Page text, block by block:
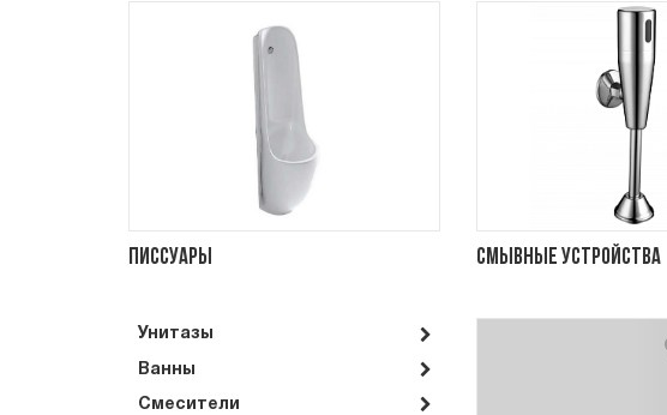
Писсуары Смывные устройства
Унитазы
Ванны
Смесители